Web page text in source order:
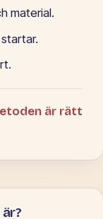
material.
är rätt